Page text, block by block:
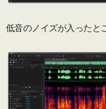
低音のノイズが入ったと